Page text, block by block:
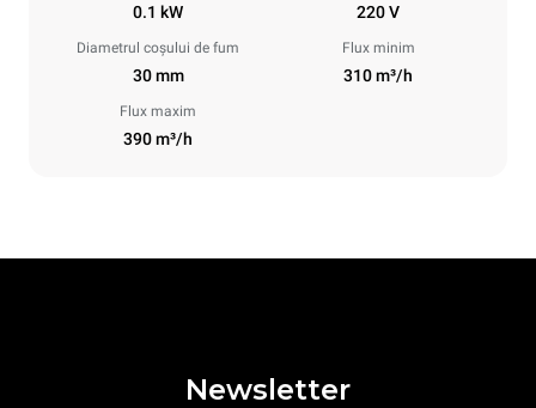
0.1 kW 220 V
Diametrul coșului de fum
30 mm
Flux minim
310 m³/h
Flux maxim
390 m³/h
Newsletter